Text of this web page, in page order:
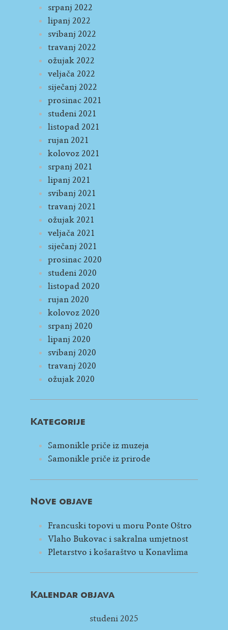
srpanj 2022
lipanj 2022
svibanj 2022
travanj 2022
ožujak 2022
veljača 2022
siječanj 2022
prosinac 2021
studeni 2021
listopad 2021
rujan 2021
kolovoz 2021
srpanj 2021
lipanj 2021
svibanj 2021
travanj 2021
ožujak 2021
veljača 2021
siječanj 2021
prosinac 2020
studeni 2020
listopad 2020
rujan 2020
kolovoz 2020
srpanj 2020
lipanj 2020
svibanj 2020
travanj 2020
ožujak 2020
Kategorije
Samonikle priče iz muzeja
Samonikle priče iz prirode
Nove objave
Francuski topovi u moru Ponte Oštro
Vlaho Bukovac i sakralna umjetnost
Pletarstvo i košaraštvo u Konavlima
Kalendar objava
studeni 2025